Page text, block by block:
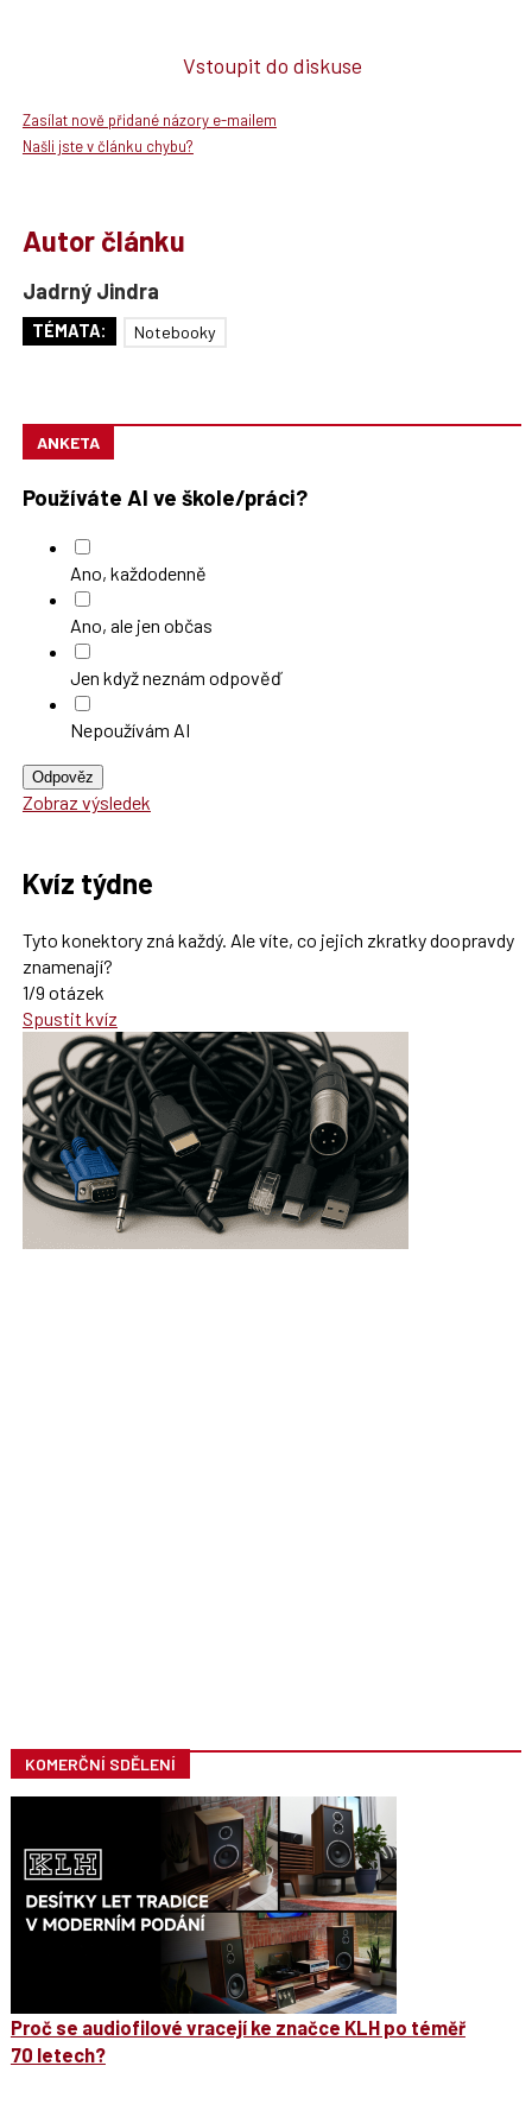
Vstoupit do diskuse
Zasílat nově přidané názory e-mailem
Našli jste v článku chybu?
Autor článku
Jadrný Jindra
TÉMATA: Notebooky
ANKETA
Používáte AI ve škole/práci?
Ano, každodenně
Ano, ale jen občas
Jen když neznám odpověď
Nepoužívám AI
Odpověz
Zobraz výsledek
Kvíz týdne
Tyto konektory zná každý. Ale víte, co jejich zkratky doopravdy
znamenají?
1/9 otázek
Spustit kvíz
KOMERČNÍ SDĚLENÍ
Proč se audiofilové vracejí ke značce KLH po téměř
70 letech?